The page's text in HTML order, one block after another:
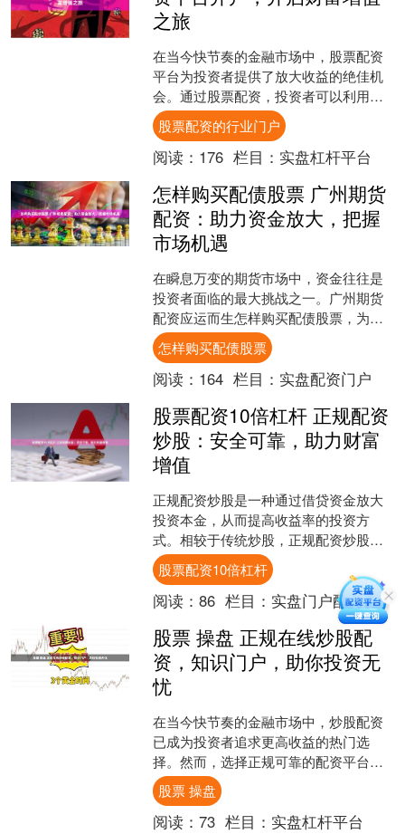
之旅
在当今快节奏的金融市场中，股票配资
平台为投资者提供了放大收益的绝佳机
会。通过股票配资，投资者可以利用杠
杆效应股票配资的行业门户，以较小的
本金撬动更大的投资额，从....
股票配资的行业门户
阅读： 176 栏目： 实盘杠杆平台
怎样购买配债股票 广州期货
配资：助力资金放大，把握
市场机遇
在瞬息万变的期货市场中，资金往往是
投资者面临的最大挑战之一。广州期货
配资应运而生怎样购买配债股票，为投
资者提供了放大资金、把握市场机遇的
有效途径。 * **杠杆....
怎样购买配债股票
阅读： 164 栏目： 实盘配资门户
股票配资10倍杠杆 正规配资
炒股：安全可靠，助力财富
增值
正规配资炒股是一种通过借贷资金放大
投资本金，从而提高收益率的投资方
式。相较于传统炒股，正规配资炒股具
有以下优势： 高达10倍的杠杆，让您以
小博大，放大收益空间。....
股票配资10倍杠杆
阅读： 86 栏目： 实盘门户配资网
股票 操盘 正规在线炒股配
资，知识门户，助你投资无
忧
在当今快节奏的金融市场中，炒股配资
已成为投资者追求更高收益的热门选
择。然而，选择正规可靠的配资平台至
关重要。 **1. 借款金额和期限：**明确
借款金额和借款期....
股票 操盘
阅读： 73 栏目： 实盘杠杆平台